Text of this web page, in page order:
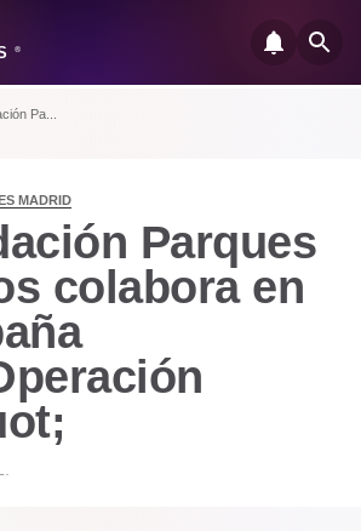
®
Pa...
MADRID
Parques
colabora en